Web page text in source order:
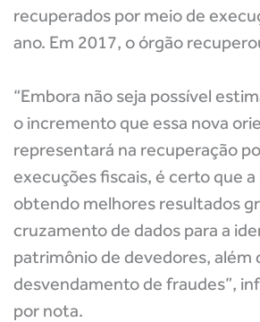
recuperados por meio de
ano. Em 2017, o órgão
“Embora não seja possível
o incremento que essa nova
representará na recuperação
execuções fiscais, é certo que a
obtendo melhores resultados
cruzamento de dados para a
patrimônio de devedores, além
desvendamento de fraudes”,
por nota.